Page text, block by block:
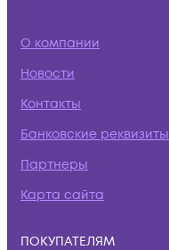
О компании
Новости
Контакты
Банковские реквизиты
Партнеры
Карта сайта
ПОКУПАТЕЛЯМ